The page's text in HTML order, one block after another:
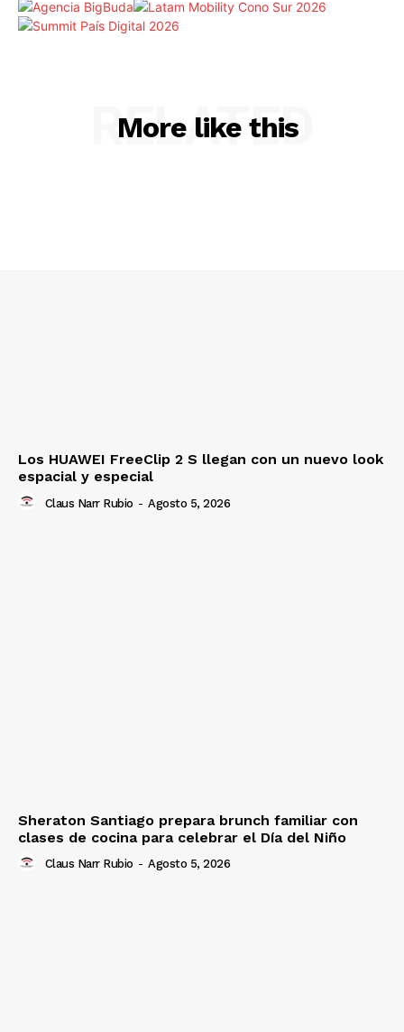
More like this
RELATED
Los HUAWEI FreeClip 2 S llegan con un nuevo look
espacial y especial
Claus Narr Rubio - Agosto 5, 2026
Sheraton Santiago prepara brunch familiar con
clases de cocina para celebrar el Día del Niño
Claus Narr Rubio - Agosto 5, 2026